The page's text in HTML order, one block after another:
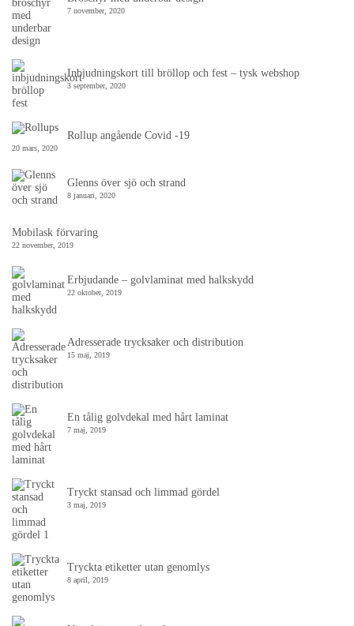
7 november, 2020
Inbjudningskort till bröllop och fest – tysk webshop
3 september, 2020
Rollup angående Covid -19
20 mars, 2020
Glenns över sjö och strand
8 januari, 2020
Mobilask förvaring
22 november, 2019
Erbjudande – golvlaminat med halkskydd
22 oktober, 2019
Adresserade trycksaker och distribution
15 maj, 2019
En tålig golvdekal med hårt laminat
7 maj, 2019
Tryckt stansad och limmad gördel
3 maj, 2019
Tryckta etiketter utan genomlys
8 april, 2019